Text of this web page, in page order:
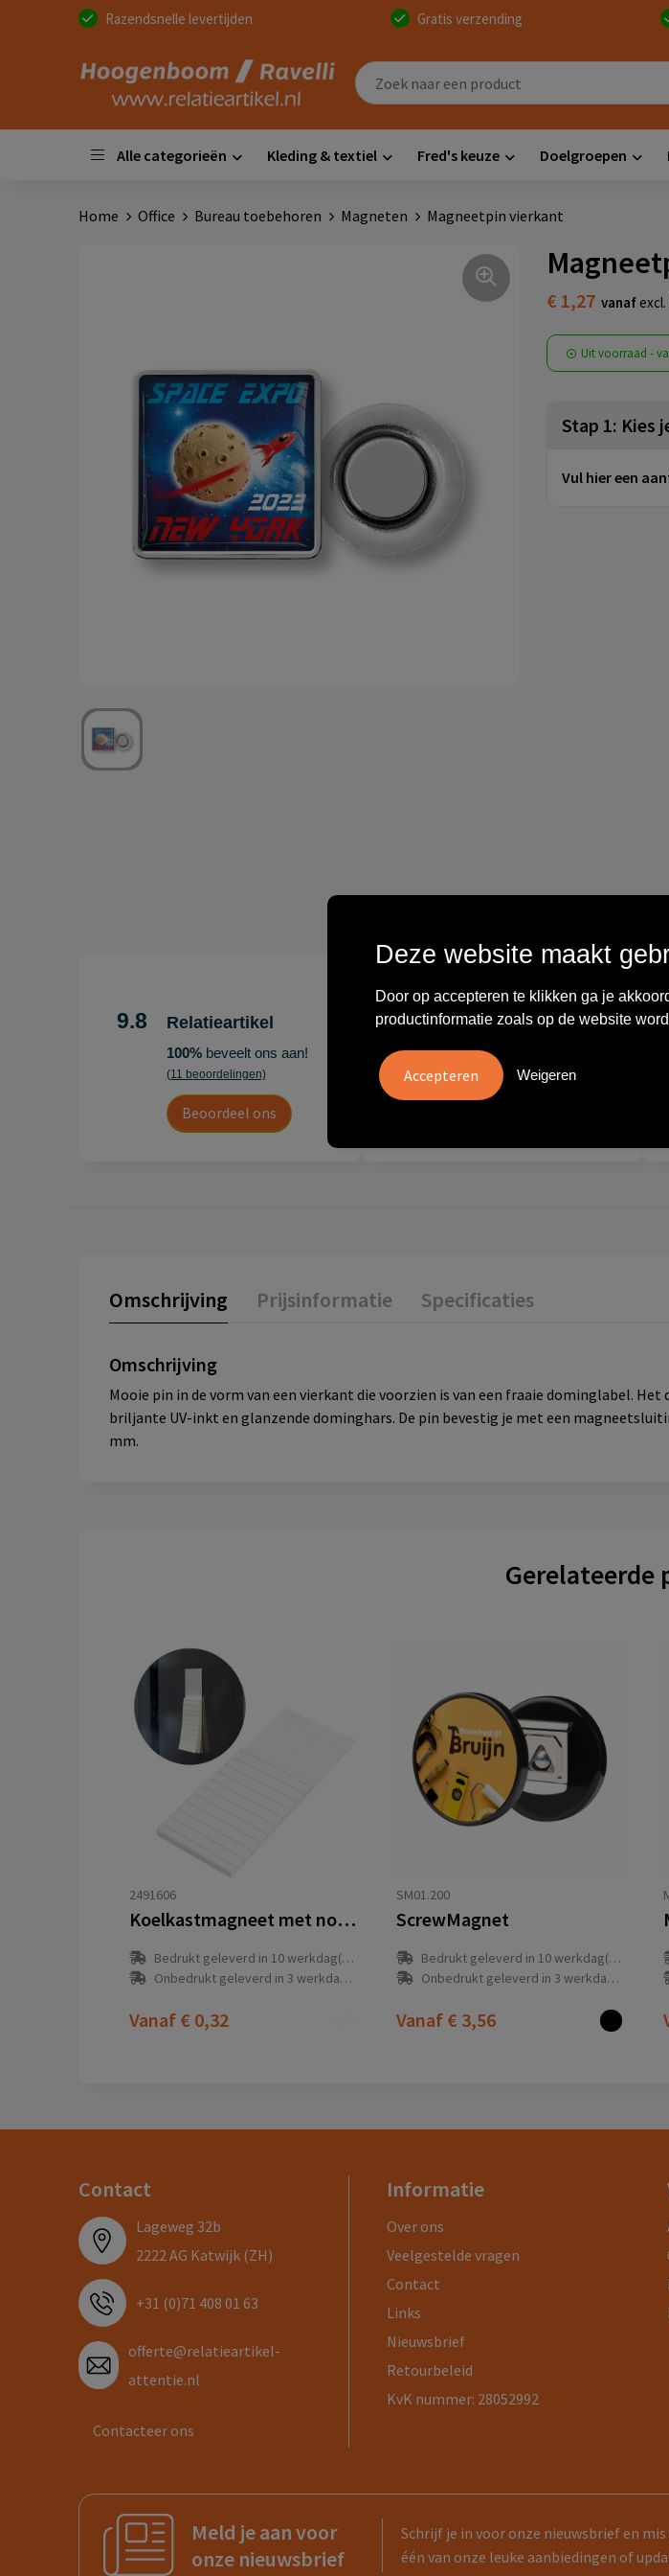
Razendsnelle levertijden Gratis verzending
Alle categorieën Kleding & textiel Fred's keuze Doelgroepen
Home Office Bureau toebehoren Magneten Magneetpin vierkant
€ 1,27 vanaf
Uit voorraad -
Stap 1: Kies
Vul hier een
9.8 Relatieartikel
100%beveelt ons aan!
(11 beoordelingen)
Beoordeel ons
"Erg tevreden over
Hoogenboom/Ravelli Relatie
persoonlijk en prettig, we w..."
10
Leontien
Omschrijving Prijsinformatie Specificaties
Omschrijving
Mooie pin in de vorm van een vierkant die voorzien is van een fraaie dominglabel.
briljante UV-inkt en glanzende dominghars. De pin bevestig je met een
mm.
Gerelateerde
2491606
Koelkastmagneet met notitieblokje
Bedrukt geleverd in 10 werkdag(en)
Onbedrukt geleverd in 3 werkdag(en)
Vanaf € 0,32
SM01.200
ScrewMagnet
Bedrukt geleverd in 10 werkdag(en)
Onbedrukt geleverd in 3 werkdag(en)
Vanaf € 3,56
Contact
Lageweg 32b
2222 AG Katwijk (ZH)
+31 (0)71 408 01 63
offerte@relatieartikel-
attentie.nl
Contacteer ons
Informatie
Over ons
Veelgestelde vragen
Contact
Links
Nieuwsbrief
Retourbeleid
KvK nummer: 28052992
Meld je aan voor
onze nieuwsbrief
Schrijf je in voor onze nieuwsbrief en
één van onze leuke aanbiedingen of
Deze website maakt
Door op accepteren te klikken ga je
productinformatie zoals op de website
Weigeren